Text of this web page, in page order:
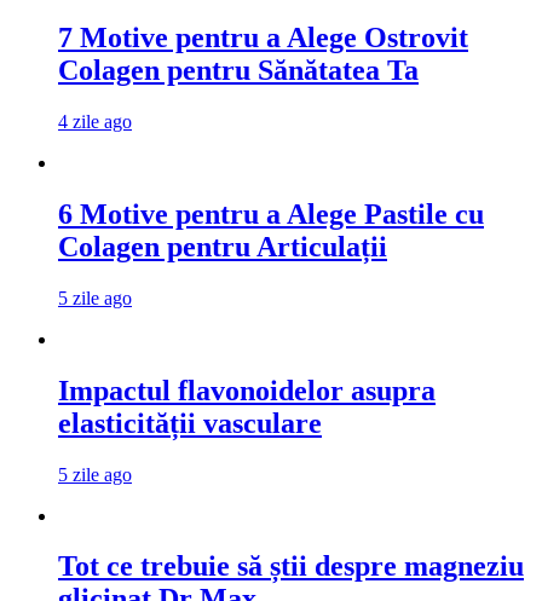
7 Motive pentru a Alege Ostrovit
Colagen pentru Sănătatea Ta
4 zile ago
6 Motive pentru a Alege Pastile cu
Colagen pentru Articulații
5 zile ago
Impactul flavonoidelor asupra
elasticității vasculare
5 zile ago
Tot ce trebuie să știi despre magneziu